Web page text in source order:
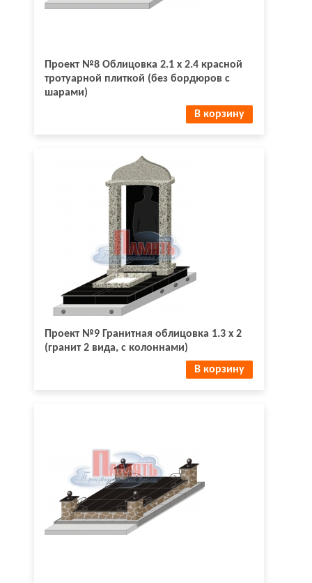
Проект №8 Облицовка 2.1 х 2.4 красной
тротуарной плиткой (без бордюров с
шарами)
В корзину
Проект №9 Гранитная облицовка 1.3 х 2
(гранит 2 вида, с колоннами)
В корзину